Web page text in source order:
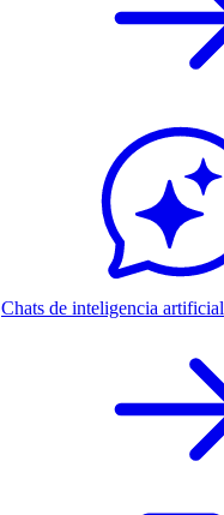
Chats de inteligencia artificial